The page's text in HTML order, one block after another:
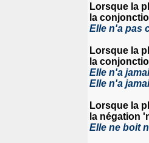
Lorsque la
la
Elle n'a pas
Lorsque la
la
Elle n'a
Elle n'a
Lorsque la
la négation
Elle ne boit